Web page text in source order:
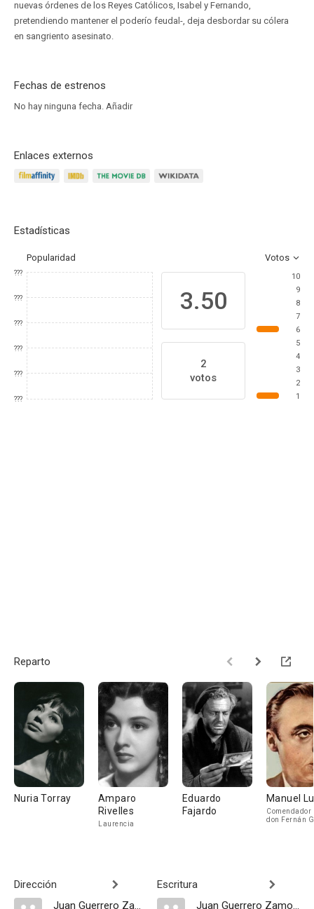
nuevas órdenes de los Reyes Católicos, Isabel y Fernando,
pretendiendo mantener el poderío feudal-, deja desbordar su cólera
en sangriento asesinato.
Fechas de estrenos
No hay ninguna fecha. Añadir
Enlaces externos
Estadísticas
Popularidad Votos
???
???
???
???
???
???
3.50
2
votos
10
9
8
7
6
5
4
3
2
1
Reparto
Nuria Torray
Amparo
Rivelles
Laurencia
Eduardo
Fajardo
Manuel
Comendador
don Fernán
Dirección
Juan Guerrero Zamora
Escritura
Juan Guerrero Zamora